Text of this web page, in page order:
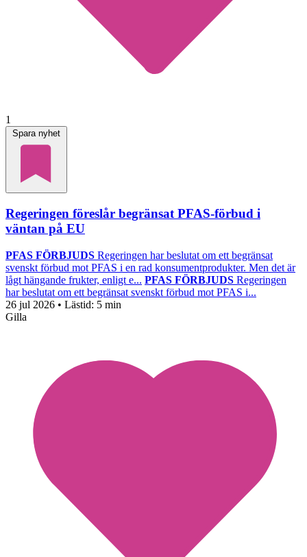
1
Spara nyhet
Regeringen föreslår begränsat PFAS-förbud i
väntan på EU
PFAS FÖRBJUDS Regeringen har beslutat om ett begränsat
svenskt förbud mot PFAS i en rad konsumentprodukter. Men det är
lågt hängande frukter, enligt e... PFAS FÖRBJUDS Regeringen
har beslutat om ett begränsat svenskt förbud mot PFAS i...
26 jul 2026 • Lästid: 5 min
Gilla